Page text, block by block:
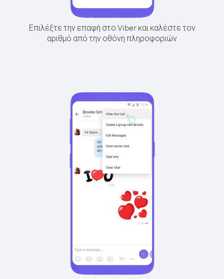
Επιλέξτε την επαφή στο Viber και καλέστε τον
αριθμό από την οθόνη πληροφοριών